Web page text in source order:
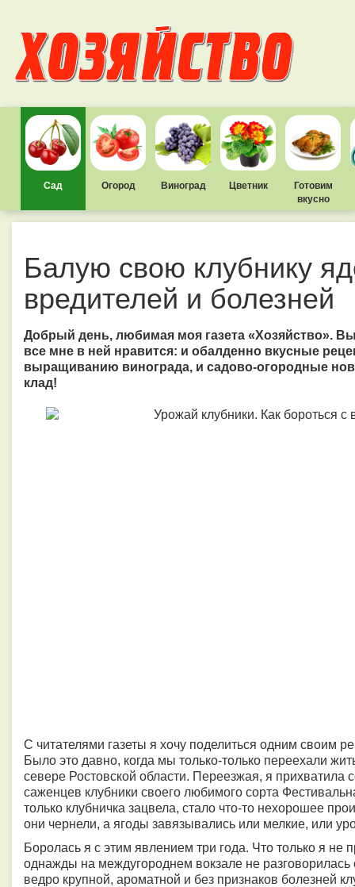
Сад Огород Виноград Цветник
Готовим
вкусно
Балую свою клубнику
вредителей и болезней
Добрый день, любимая моя газета «Хозяйство».
все мне в ней нравится: и обалденно вкусные
выращиванию винограда, и садово-огородные
клад!
С читателями газеты я хочу поделиться одним своим
Было это давно, когда мы только-только переехали
севере Ростовской области. Переезжая, я прихватила
саженцев клубники своего любимого сорта
только клубничка зацвела, стало что-то нехорошее
они чернели, а ягоды завязывались или мелкие, или
Боролась я с этим явлением три года. Что только я не
однажды на междугороднем вокзале не
ведро крупной, ароматной и без признаков болезней